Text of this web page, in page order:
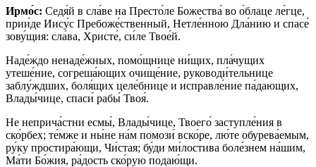
Ирмо́с: Седя́й в сла́ве на Престо́ле Божества́ во о́блаце ле́гце,
прии́де Иису́с Пребоже́ственный, Нетле́нною Дла́нию и спасе́
зову́щия: сла́ва, Христе́, си́ле Твое́й.
Наде́ждо ненаде́жных, помо́щнице ни́щих, пла́чущих
утеше́ние, согреша́ющих очище́ние, руководи́тельнице
заблу́ждших, боля́щих целе́бнице и исправле́ние па́дающих,
Влады́чице, спаси́ рабы́ Твоя́.
Не неприча́стни есмы́, Влады́чице, Твоего́ заступле́ния в
ско́рбех; те́мже и ны́не на́м помози́ вско́ре, лю́те обурева́емым,
ру́ку простира́ющи, Чи́стая; бу́ди ми́лостива боле́знем на́шим,
Ма́ти Бо́жия, ра́дость ско́рую подаю́щи.